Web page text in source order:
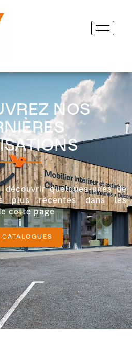
NOS
quelques-unes de
plus récentes dans les
cette page
CATALOGUES